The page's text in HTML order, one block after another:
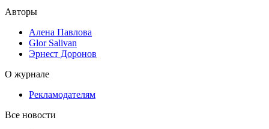
Авторы
Алена Павлова
Glor Salivan
Эрнест Доронов
О журнале
Рекламодателям
Все новости